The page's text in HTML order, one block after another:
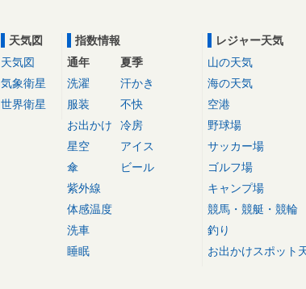
天気図
天気図
気象衛星
世界衛星
指数情報
通年
洗濯
服装
お出かけ
星空
傘
紫外線
体感温度
洗車
睡眠
夏季
汗かき
不快
冷房
アイス
ビール
レジャー天気
山の天気
海の天気
空港
野球場
サッカー場
ゴルフ場
キャンプ場
競馬・競艇・競輪
釣り
お出かけスポット